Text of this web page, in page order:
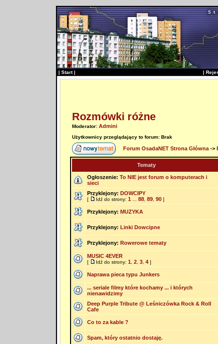
| Start| |
Rozmówki różne
Moderator: Admini
Użytkownicy przeglądający to forum: Brak
Forum OsadaNET Strona Główna->
Tematy
Ogłoszenie: To NIE jest forum o komputerach i
sieci
Przyklejony: DOWCIPY
[ Idź do strony: 1... 88, 89, 90]
Przyklejony: MUZYKA
Przyklejony: Linki Dowcipne
Przyklejony: Rowerowe tematy
MUSIC 4EVER
[ Idź do strony: 1, 2, 3, 4]
Naprawa pieca typu Junkers
... seriale filmy które kochamy ... i których
nienawidzimy
Deep Purple Tribute @ Leśniczówka Rock & Roll
Cafe
Co to za kable ?
Spam, który ostatnio dostaję.